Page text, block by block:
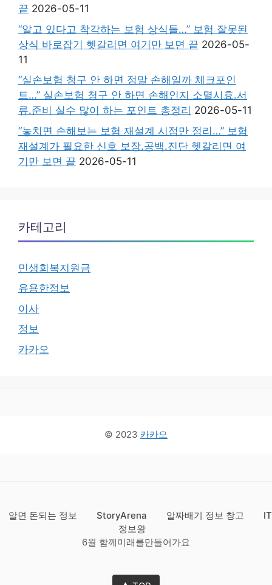
끝 2026-05-11
“알고 있다고 착각하는 보험 상식들…” 보험 잘못된
상식 바로잡기 헷갈리면 여기만 보면 끝 2026-05-
11
“실손보험 청구 안 하면 정말 손해일까 체크포인
트…” 실손보험 청구 안 하면 손해인지 소멸시효.서
류.준비 실수 많이 하는 포인트 총정리 2026-05-11
“놓치면 손해보는 보험 재설계 시점만 정리…” 보험
재설계가 필요한 신호 보장.공백.진단 헷갈리면 여
기만 보면 끝 2026-05-11
카테고리
민생회복지원금
유용한정보
이사
정보
카카오
© 2023 카카오
알면 돈되는 정보 StoryArena 알짜배기 정보 창고
IT
정보왕
6월 함께미래를만들어가요